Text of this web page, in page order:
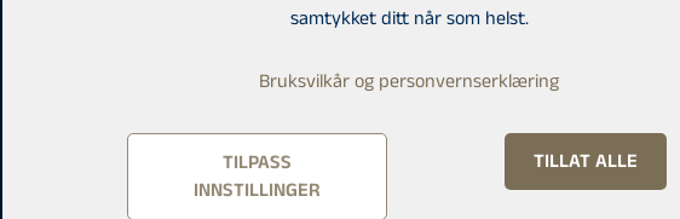
samtykket ditt når som helst.
Bruksvilkår og personvernserklæring
TILPASS
INNSTILLINGER
TILLAT ALLE